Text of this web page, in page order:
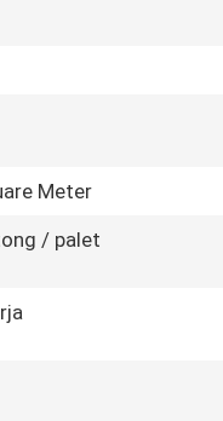
Meter
/ palet